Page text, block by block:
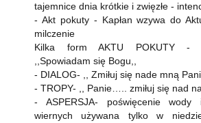
tajemnice dnia krótkie i zwięzłe -
- Akt pokuty - Kapłan wzywa do
milczenie
Kilka form AKTU POKUTY -
,,Spowiadam się Bogu,,
- DIALOG- ,, Zmiłuj się nade mną
- TROPY- ,, Panie….. zmiłuj się nad
- ASPERSJA- poświęcenie wody
wiernych używana tylko w